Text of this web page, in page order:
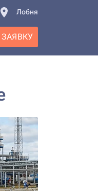
Лобня